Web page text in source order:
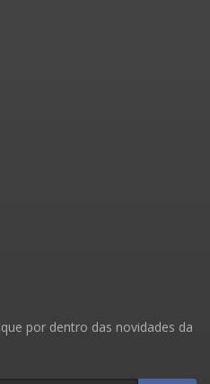
por dentro das novidades da